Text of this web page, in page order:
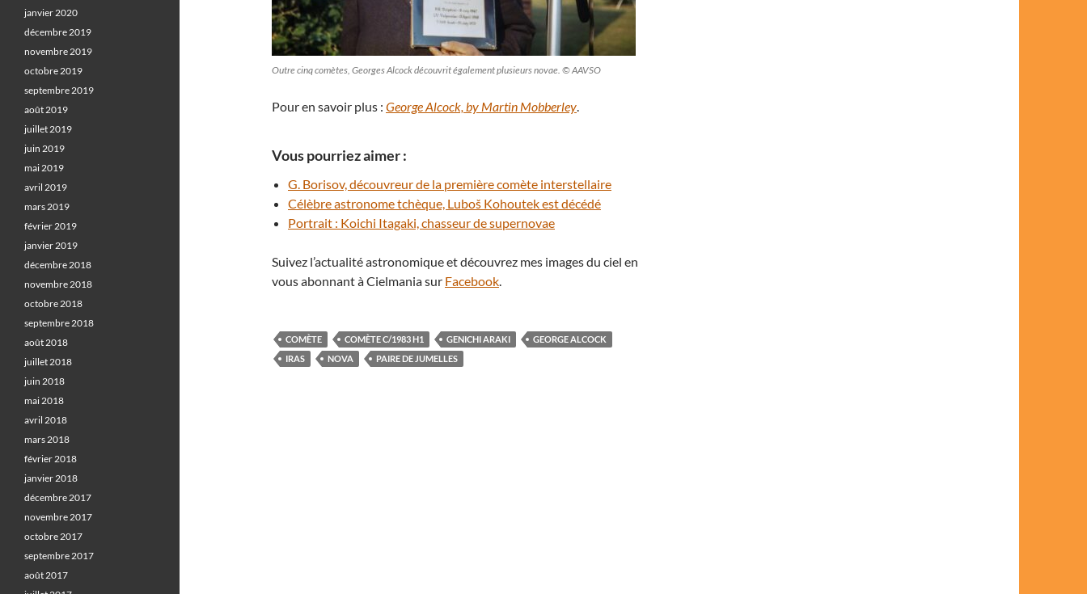
Outre cinq comètes, Georges Alcock découvrit également plusieurs novae. © AAVSO
Pour en savoir plus : George Alcock, by Martin Mobberley.
Vous pourriez aimer :
G. Borisov, découvreur de la première comète interstellaire
Célèbre astronome tchèque, Luboš Kohoutek est décédé
Portrait : Koichi Itagaki, chasseur de supernovae
Suivez l’actualité astronomique et découvrez mes images du ciel en
vous abonnant à Cielmania sur Facebook.
COMÈTE COMÈTE C/1983 H1 GENICHI ARAKI
GEORGE ALCOCK
IRAS
NOVA PAIRE DE JUMELLES
janvier 2020
décembre 2019
novembre 2019
octobre 2019
septembre 2019
août 2019
juillet 2019
juin 2019
mai 2019
avril 2019
mars 2019
février 2019
janvier 2019
décembre 2018
novembre 2018
octobre 2018
septembre 2018
août 2018
juillet 2018
juin 2018
mai 2018
avril 2018
mars 2018
février 2018
janvier 2018
décembre 2017
novembre 2017
octobre 2017
septembre 2017
août 2017